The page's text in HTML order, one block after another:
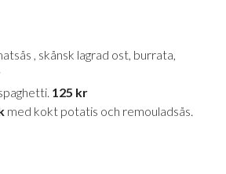
, skånsk lagrad ost, burrata,
125 kr
med kokt potatis och remouladsås.